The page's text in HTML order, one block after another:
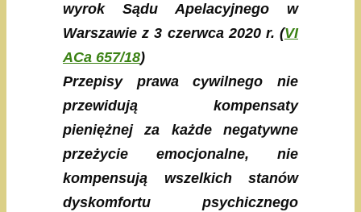
wyrok Sądu Apelacyjnego w
Warszawie z 3 czerwca 2020 r. (VI
ACa 657/18)
Przepisy prawa cywilnego nie
przewidują kompensaty
pieniężnej za każde negatywne
przeżycie emocjonalne, nie
kompensują wszelkich stanów
dyskomfortu psychicznego